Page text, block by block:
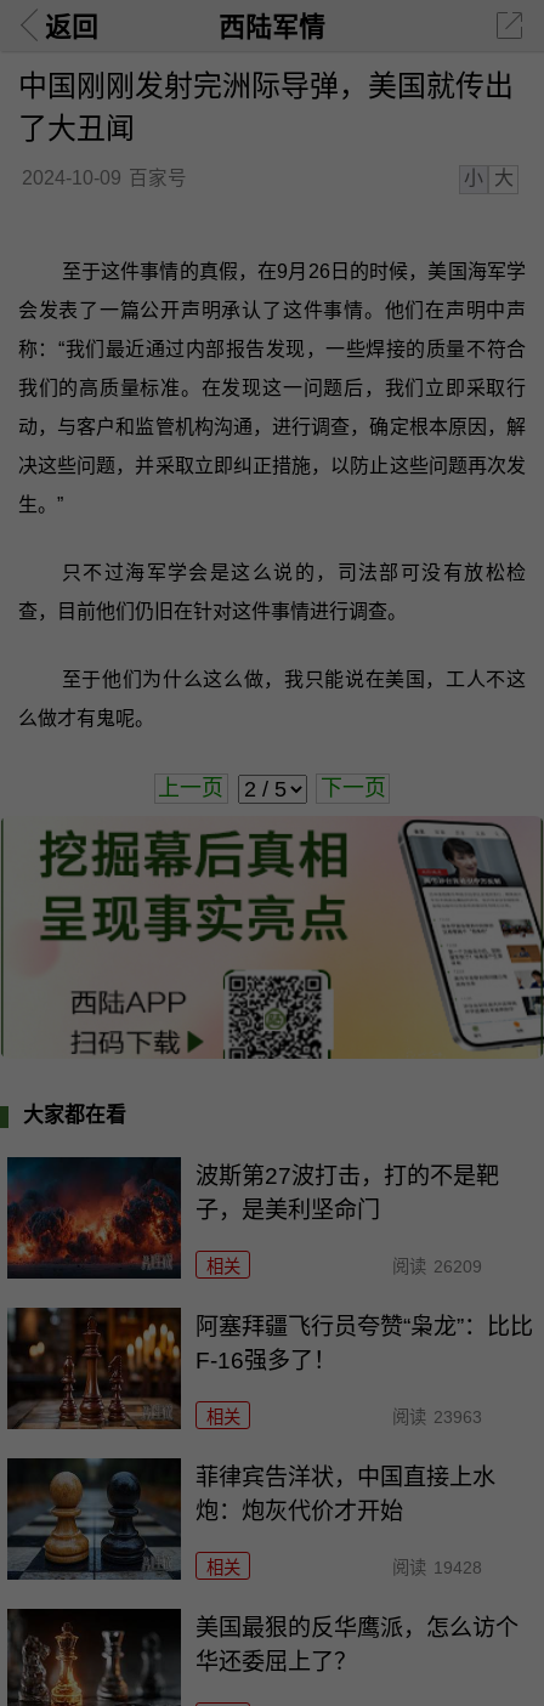
返回 西陆军情
中国刚刚发射完洲际导弹，美国就传出
了大丑闻
2024-10-09 百家号 小 大
至于这件事情的真假，在9月26日的时候，美国海军学
会发表了一篇公开声明承认了这件事情。他们在声明中声
称：“我们最近通过内部报告发现，一些焊接的质量不符合
我们的高质量标准。在发现这一问题后，我们立即采取行
动，与客户和监管机构沟通，进行调查，确定根本原因，解
决这些问题，并采取立即纠正措施，以防止这些问题再次发
生。”
只不过海军学会是这么说的，司法部可没有放松检
查，目前他们仍旧在针对这件事情进行调查。
至于他们为什么这么做，我只能说在美国，工人不这
么做才有鬼呢。
上一页 下一页
大家都在看
波斯第27波打击，打的不是靶
子，是美利坚命门
相关 阅读 26209
阿塞拜疆飞行员夸赞“枭龙”：比比
F-16强多了！
相关 阅读 23963
菲律宾告洋状，中国直接上水
炮：炮灰代价才开始
相关 阅读 19428
美国最狠的反华鹰派，怎么访个
华还委屈上了？